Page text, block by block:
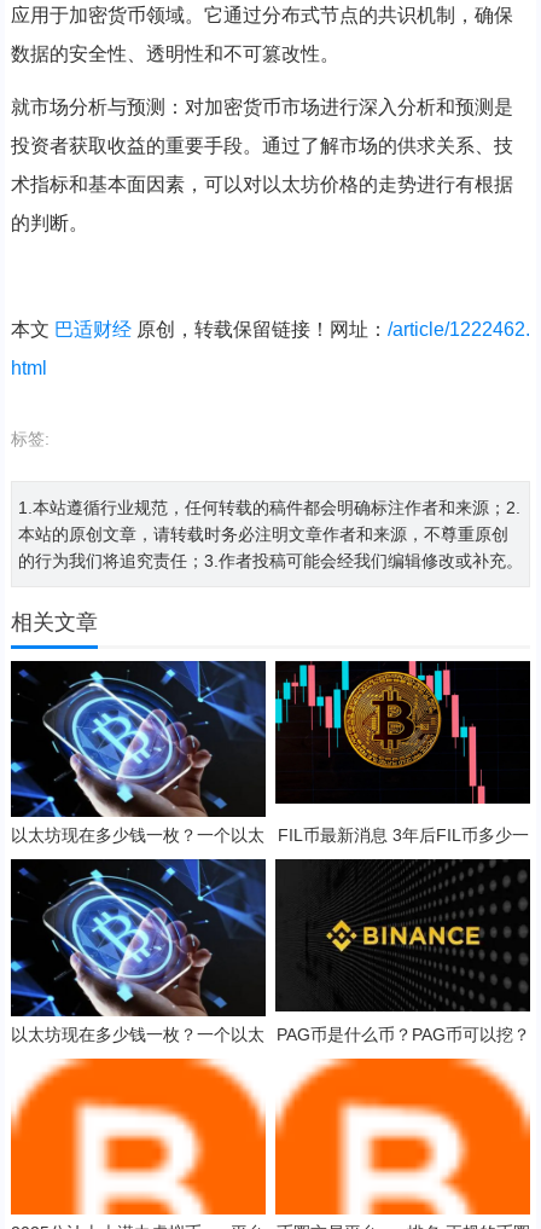
应用于加密货币领域。它通过分布式节点的共识机制，确保
数据的安全性、透明性和不可篡改性。
就市场分析与预测：对加密货币市场进行深入分析和预测是
投资者获取收益的重要手段。通过了解市场的供求关系、技
术指标和基本面因素，可以对以太坊价格的走势进行有根据
的判断。
本文 巴适财经原创，转载保留链接！网址： /article/1222462.
html
标签:
1.本站遵循行业规范，任何转载的稿件都会明确标注作者和来源；2.
本站的原创文章，请转载时务必注明文章作者和来源，不尊重原创
的行为我们将追究责任；3.作者投稿可能会经我们编辑修改或补充。
相关文章
以太坊现在多少钱一枚？一个以太
坊币值多少人民币？
FIL币最新消息 3年后FIL币多少一
只？
以太坊现在多少钱一枚？一个以太
坊币值多少人民币？
PAG币是什么币？PAG币可以挖？